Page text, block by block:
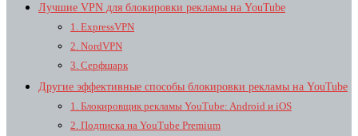
Лучшие VPN для блокировки рекламы на YouTube
1. ExpressVPN
2. NordVPN
3. Серфшарк
Другие эффективные способы блокировки рекламы на YouTube
1. Блокировщик рекламы YouTube: Android и iOS
2. Подписка на YouTube Premium